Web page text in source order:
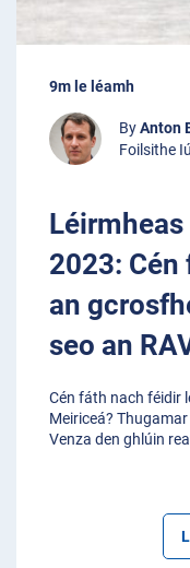
9m le léamh
ByAnton
Foilsithe
Léirmheas
2023:
an
seo an
Cén fáth nach féidir
Meiriceá?
Venza den ghlúin